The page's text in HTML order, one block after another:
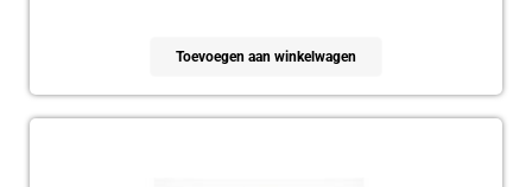
Toevoegen aan winkelwagen